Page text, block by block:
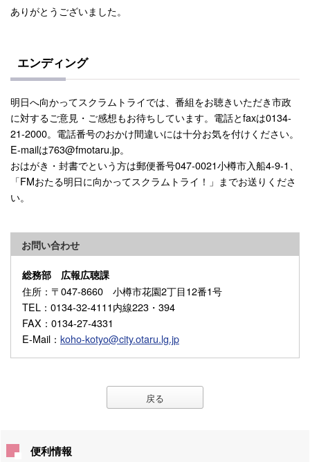
ありがとうございました。
エンディング
明日へ向かってスクラムトライでは、番組をお聴きいただき市政
に対するご意見・ご感想もお待ちしています。電話とfaxは0134-
21-2000。電話番号のおかけ間違いには十分お気を付けください。
E-mailは763@fmotaru.jp。
おはがき・封書でという方は郵便番号047-0021小樽市入船4-9-1、
「FMおたる明日に向かってスクラムトライ！」までお送りくださ
い。
お問い合わせ
総務部 広報広聴課
住所 ：〒047-8660 小樽市花園2丁目12番1号
TEL ：0134-32-4111内線223・394
FAX ：0134-27-4331
E-Mail ： koho-kotyo@city.otaru.lg.jp
戻る
便利情報